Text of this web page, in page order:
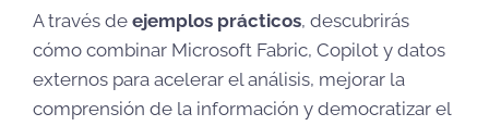
A través de ejemplos prácticos, descubrirás
cómo combinar Microsoft Fabric, Copilot y datos
externos para acelerar el análisis, mejorar la
comprensión de la información y democratizar el